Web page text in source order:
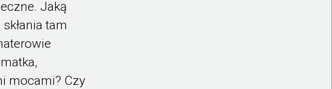
Jaką
tam
mocami? Czy